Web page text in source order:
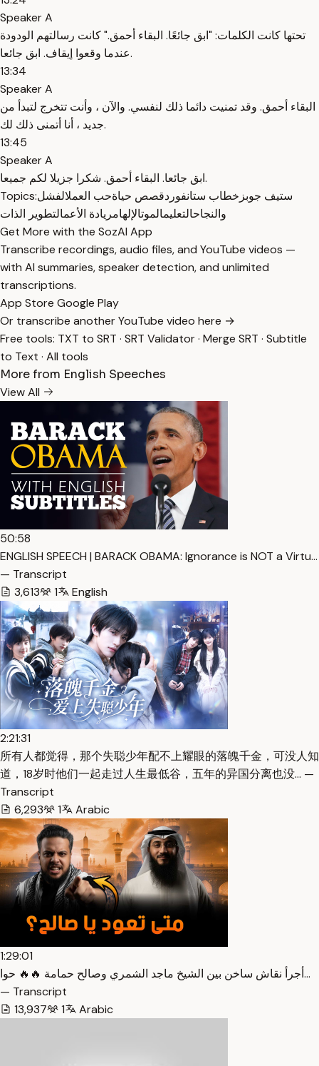
Speaker A
تحتها كانت الكلمات: "ابق جائعًا. البقاء أحمق." كانت رسالتهم الودودة
عندما وقعوا إيقاف. ابق جائعا.
13:34
Speaker A
البقاء أحمق. وقد تمنيت دائما ذلك لنفسي. والآن ، وأنت تتخرج لتبدأ من
جديد ، أنا أتمنى ذلك لك.
13:45
Speaker A
ابق جائعا. البقاء أحمق. شكرا جزيلا لكم جميعا.
Topics:
ستيف جوبز خطاب ستانفوردقصص حياةحب العملالفشل
والنجاحالتعليمالموتالإلهامريادة الأعمالتطوير الذات
Get More with the SozAI App
Transcribe recordings, audio files, and YouTube videos —
with AI summaries, speaker detection, and unlimited
transcriptions.
App Store Google Play
Or transcribe another YouTube video here →
Free tools: TXT to SRT · SRT Validator· Merge SRT · Subtitle
to Text · All tools
More from English Speeches
View All
50:58
ENGLISH SPEECH | BARACK OBAMA: Ignorance is NOT a Virtu…
— Transcript
3,613
1 English
2:21:31
所有人都觉得，那个失聪少年配不上耀眼的落魄千金，可没人知
道，18岁时他们一起走过人生最低谷，五年的异国分离也没… —
Transcript
6,293
1 Arabic
1:29:01
أجرأ نقاش ساخن بين الشيخ ماجد الشمري وصالح حمامة 🔥🔥 حوا…
— Transcript
13,937
1 Arabic